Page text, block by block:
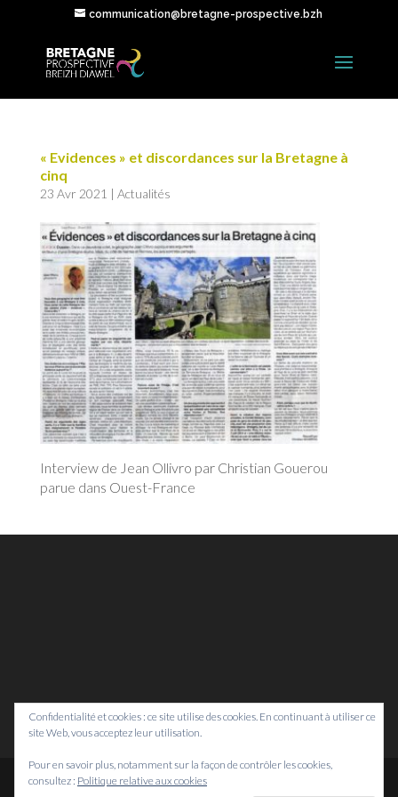
communication@bretagne-prospective.bzh
« Evidences » et discordances sur la Bretagne à
cinq
23 Avr 2021 | Actualités
Interview de Jean Ollivro par Christian Gouerou
parue dans Ouest-France
Confidentialité et cookies : ce site utilise des cookies. En continuant à utiliser ce
site Web, vous acceptez leur utilisation.
Pour en savoir plus, notamment sur la façon de contrôler les cookies,
consultez : Politique relative aux cookies